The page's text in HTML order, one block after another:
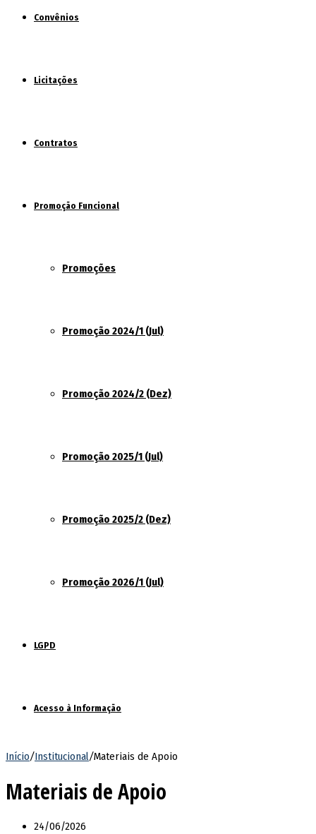
Convênios
Licitações
Contratos
Promoção Funcional
Promoções
Promoção 2024/1 (Jul)
Promoção 2024/2 (Dez)
Promoção 2025/1 (Jul)
Promoção 2025/2 (Dez)
Promoção 2026/1 (Jul)
LGPD
Acesso à Informação
Início/Institucional/Materiais de Apoio
Materiais de Apoio
24/06/2026